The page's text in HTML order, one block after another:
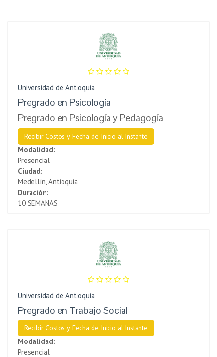
Universidad de Antioquia
Pregrado en Psicología
Pregrado en Psicología y Pedagogía
Recibir Costos y Fecha de Inicio al Instante
Modalidad:
Presencial
Ciudad:
Medellín, Antioquia
Duración:
10 SEMANAS
Universidad de Antioquia
Pregrado en Trabajo Social
Recibir Costos y Fecha de Inicio al Instante
Modalidad:
Presencial